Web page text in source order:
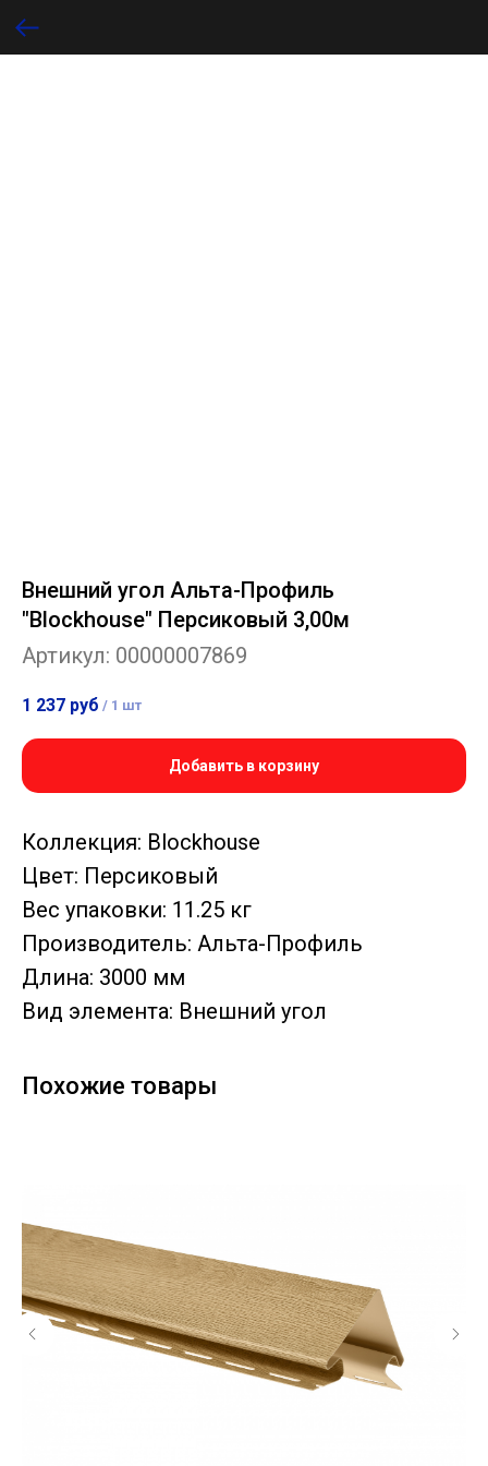
Внешний угол Альта-Профиль
"Blockhouse" Персиковый 3,00м
Артикул: 00000007869
1 237 руб / 1 шт
Добавить в корзину
Коллекция: Blockhouse
Цвет: Персиковый
Вес упаковки: 11.25 кг
Производитель: Альта-Профиль
Длина: 3000 мм
Вид элемента: Внешний угол
Похожие товары